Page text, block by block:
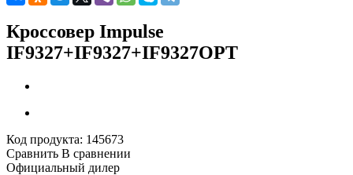
Кроссовер Impulse
IF9327+IF9327+IF9327OPT
Код продукта: 145673
Сравнить В сравнении
Официальный дилер